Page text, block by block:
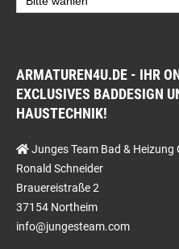
ARMATUREN4U.DE - IHR
EXCLUSIVES BADDESIGN
HAUSTECHNIK!
Junges Team Bad & Heizung
Ronald Schneider
Brauereistraße 2
37154 Northeim
info@jungesteam.com